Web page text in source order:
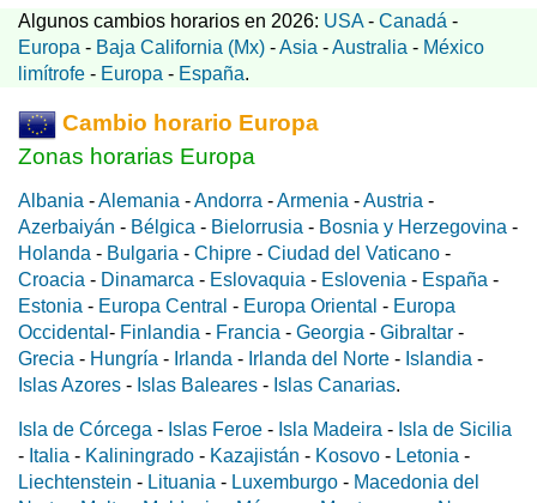
Algunos cambios horarios en 2026: USA- Canadá -
Europa - Baja California (Mx) -Asia -Australia - México
limítrofe - Europa - España.
Cambio horario Europa
Zonas horarias Europa
Albania -Alemania -Andorra -Armenia -Austria -
Azerbaiyán - Bélgica - Bielorrusia - Bosnia y Herzegovina -
Holanda - Bulgaria - Chipre - Ciudad del Vaticano -
Croacia - Dinamarca - Eslovaquia - Eslovenia - España -
Estonia - Europa Central - Europa Oriental - Europa
Occidental - Finlandia - Francia - Georgia - Gibraltar -
Grecia - Hungría - Irlanda - Irlanda del Norte - Islandia -
Islas Azores - Islas Baleares - Islas Canarias.
Isla de Córcega - Islas Feroe - Isla Madeira - Isla de Sicilia
- Italia - Kaliningrado - Kazajistán - Kosovo - Letonia -
Liechtenstein - Lituania - Luxemburgo - Macedonia del